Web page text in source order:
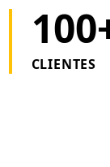
CLIENTES